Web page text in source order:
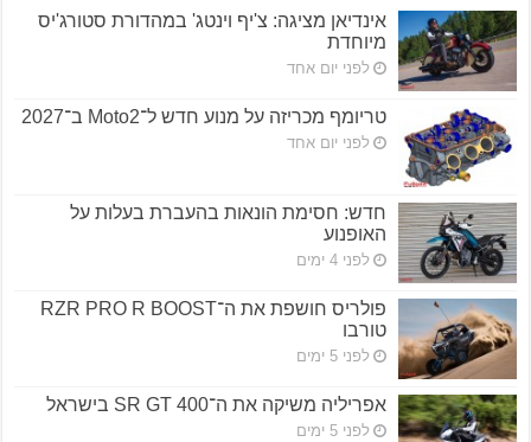
אינדיאן מציגה: צ'יף וינטג' במהדורת סטורג'יס
מיוחדת
לפני יום אחד
טריומף מכריזה על מנוע חדש ל־Moto2 ב־2027
לפני יום אחד
חדש: חסימת הונאות בהעברת בעלות על
האופנוע
לפני 4 ימים
פולריס חושפת את ה־RZR PRO R BOOST
טורבו
לפני 5 ימים
אפריליה משיקה את ה־SR GT 400 בישראל
לפני 5 ימים